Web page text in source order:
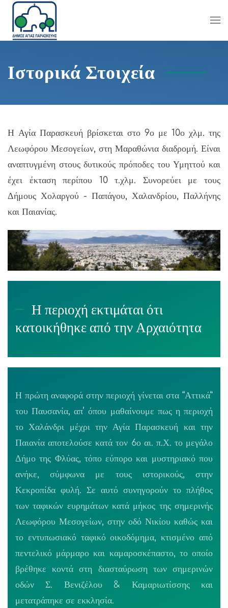
Ιστορικά Στοιχεία
Η Αγία Παρασκευή βρίσκεται στο 9ο με 10ο χλμ. της
Λεωφόρου Μεσογείων, στη Μαραθώνια διαδρομή. Είναι
αναπτυγμένη στους δυτικούς πρόποδες του Υμηττού και
έχει έκταση περίπου 10 τ.χλμ. Συνορεύει με τους
Δήμους Χολαργού - Παπάγου, Χαλανδρίου, Παλλήνης
και Παιανίας.
Η περιοχή εκτιμάται ότι
κατοικήθηκε από την Αρχαιότητα
Η πρώτη αναφορά στην περιοχή γίνεται στα “Αττικά”
του Παυσανία, απ’ όπου μαθαίνουμε πως η περιοχή
το Χαλάνδρι μέχρι την Αγία Παρασκευή και την
Παιανία αποτελούσε κατά τον 6ο αι. π.Χ. το μεγάλο
Δήμο της Φλύας, τόπο εύπορο και μυστηριακό που
ανήκε, σύμφωνα με τους ιστορικούς, στην
Κεκροπίδα φυλή. Σε αυτό συνηγορούν το πλήθος
των ταφικών ευρημάτων κατά μήκος της σημερινής
Λεωφόρου Μεσογείων, στην οδό Νικίου καθώς και
το εντυπωσιακό ταφικό οικοδόμημα, κτισμένο από
πεντελικό μάρμαρο και καμαροσκέπαστο, το οποίο
βρέθηκε κοντά στη διασταύρωση των σημερινών
οδών Σ. Βενιζέλου & Καμαριωτίσσης και
μετατράπηκε σε εκκλησία.